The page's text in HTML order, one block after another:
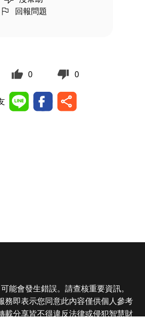
回報問題
0 0
能會發生錯誤。請查核重要資訊。
務即表示您同意此內容僅供個人參考
載分享皆不得違反法律或侵犯智慧財